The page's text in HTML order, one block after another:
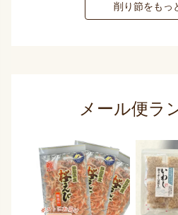
削り節をもっ
メール便ラ